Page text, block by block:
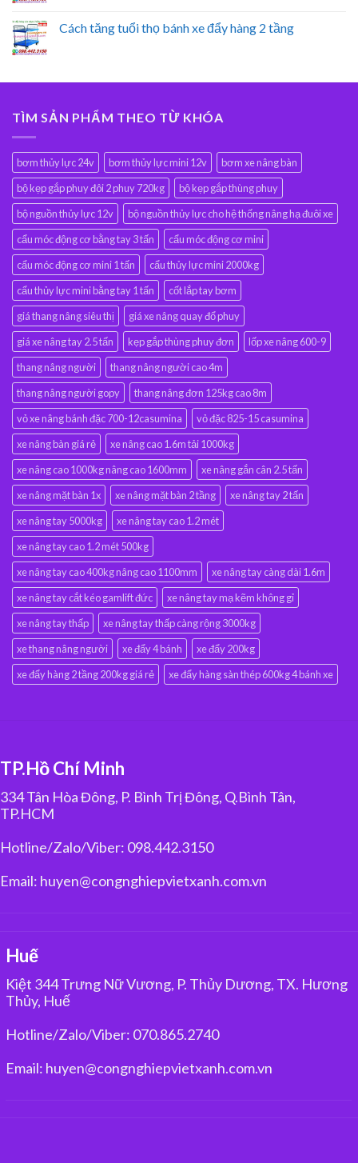
Cách tăng tuổi thọ bánh xe đẩy hàng 2 tầng
TÌM SẢN PHẨM THEO TỪ KHÓA
bơm thủy lực 24v bơm thủy lực mini 12v
bơm xe nâng bàn
bộ kẹp gắp phuy đôi 2 phuy 720kg
bộ kẹp gắp thùng phuy
bộ nguồn thủy lực 12v
bộ nguồn thủy lực cho hệ thống nâng hạ đuôi xe
cẩu móc động cơ bằng tay 3 tấn
cẩu móc động cơ mini
cẩu móc động cơ mini 1 tấn
cẩu thủy lực mini 2000kg
cẩu thủy lực mini bằng tay 1 tấn
cốt lắp tay bơm
giá thang nâng siêu thị
giá xe nâng quay đổ phuy
giá xe nâng tay 2.5 tấn
kẹp gắp thùng phuy đơn
lốp xe nâng 600-9
thang nâng người
thang nâng người cao 4m
thang nâng người gopy
thang nâng đơn 125kg cao 8m
vỏ xe nâng bánh đặc 700-12casumina
vỏ đặc 825-15 casumina
xe nâng bàn giá rẻ
xe nâng cao 1.6m tải 1000kg
xe nâng cao 1000kg nâng cao 1600mm
xe nâng gắn cân 2.5 tấn
xe nâng mặt bàn 1x
xe nâng mặt bàn 2 tầng
xe nâng tay 2 tấn
xe nâng tay 5000kg
xe nâng tay cao 1.2 mét
xe nâng tay cao 1.2 mét 500kg
xe nâng tay cao 400kg nâng cao 1100mm
xe nâng tay càng dài 1.6m
xe nâng tay cắt kéo gamlift đức
xe nâng tay mạ kẽm không gỉ
xe nâng tay thấp
xe nâng tay thấp càng rộng 3000kg
xe thang nâng người
xe đẩy 4 bánh
xe đẩy 200kg
xe đẩy hàng 2 tầng 200kg giá rẻ
xe đẩy hàng sàn thép 600kg 4 bánh xe
TP.Hồ Chí Minh
334 Tân Hòa Đông, P. Bình Trị Đông, Q.Bình Tân,
TP.HCM
Hotline/Zalo/Viber: 098.442.3150
Email: huyen@congnghiepvietxanh.com.vn
Huế
Kiệt 344 Trưng Nữ Vương, P. Thủy Dương, TX. Hương
Thủy, Huế
Hotline/Zalo/Viber: 070.865.2740
Email: huyen@congnghiepvietxanh.com.vn